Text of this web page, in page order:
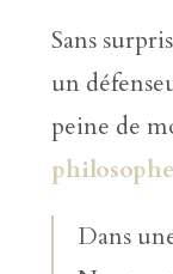
Sans
un
peine de
Dans